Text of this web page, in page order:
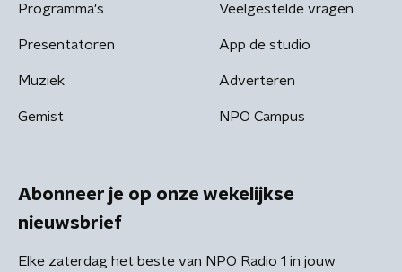
Programma's
Presentatoren
Muziek
Gemist
Veelgestelde vragen
App de studio
Adverteren
NPO Campus
Abonneer je op onze wekelijkse
nieuwsbrief
Elke zaterdag het beste van NPO Radio 1 in jouw